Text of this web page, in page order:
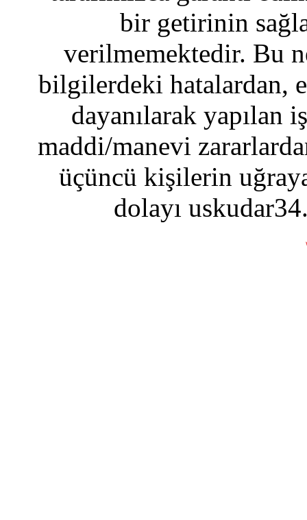
bir getirinin
verilmemektedir. Bu
bilgilerdeki hatalardan,
dayanılarak yapılan
maddi/manevi
üçüncü kişilerin
dolayı